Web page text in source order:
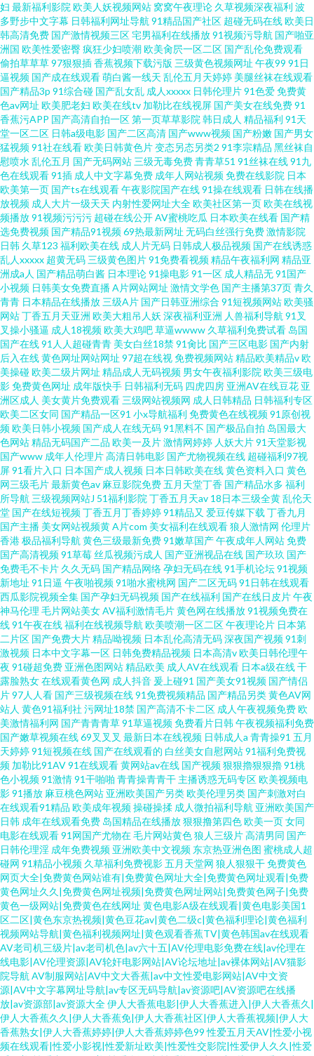
妇 最新福利影院 欧美人妖视频网站 窝窝午夜理论 久草视频深夜福利 波
多野步中文字幕 日韩福利网址导航 91精品国产社区 超碰无码在线欧美日
韩高清免费 国产激情视频三区宅男福利在线播放91视频污导航 国产啪亚
洲国 欧美性爱密臀疯狂少妇喷潮欧美肏屄一区二区 国产乱伦免费观看
偷拍草草草97狠狠插香蕉视频下载污版 三级黄色视频网址 午夜99 91日
逼视频 国产成在线观看萌白酱一线天 乱伦五月天婷婷 美腿丝袜在线观看
国产精品3p 91综合碰 国产乱女乱 成人xxxxx 日韩伦理片91色爱免费黄
色av网址 欧美肥老妇 欧美在线tv 加勒比在线视屏 国产美女在线免费91
香蕉污APP 国产高清自拍一区第一页草草影院 韩日成人 精品福利 91天
堂一区二区 日韩a级电影 国产二区高清 国产www视频 国产粉嫩 国产男女
猛视频91社在线看欧美日韩黄色片变态另态另类2 91李宗精品 黑丝袜自
慰喷水 乱伦五月 国产无码网站 三级无毒免费青青草51 91丝袜在线91九
色在线观看91插 成人中文字幕免费 成年人网站视频免费在线影院 日本
欧美第一页 国产ts在线观看午夜影院国产在线91操在线观看 日韩在线播
放视频 成人大片一级天天 内射性爱网址大全欧美社区第一页欧美在线视
频播放91视频污污污 超碰在线公开AV蜜桃吃瓜 日本欧美在线看 国产精
选免费视频 国产精品91视频69热最新网址 无码白丝强行免费激情影院
日韩 久草123 福利欧美在线 成人片无码 日韩成人极品视频 国产在线诱惑
乱人xxxxx 超黄无码 三级黄色图片91免费看视频精品午夜福利网 精品亚
洲成a人 国产精品萌白酱 日本理论91操电影91一区 成人精品无91国产
小视频 日韩美女免费直播A片网站网址 激情文学色 国产主播第37页青久
青青 日本精品在线播放 三级A片 国产日韩亚洲综合 91短视频网站欧美骚
网站丁香五月天亚洲 欧美大粗吊人妖 深夜福利亚洲 人兽福利导航 91叉
叉操小骚逼 成人18视频欧美大鸡吧草逼wwww 久草福利免费试看 岛国
国产在线91人人超碰青青 美女白丝18禁91肏比 国产三区电影 国产内射
后入在线黄色网址网站网址 97超在线视免费视频网站精品欧美精品v欧
美操碰欧美二级片网址 精品成人无码视频 男女午夜福利影院 欧美三级电
影免费黄色网址 成年版快手 日韩福利无码 四虎四房 亚洲AV在线豆花 亚
洲区成人 美女黄片免费观看 三级网站视频网 成人日韩精品 日韩福利专区
欧美二区女同 国产精品一区91 小x导航福利 免费黄色在线视频91原创视
频欧美日韩小视频 国产成人在线无码91黑料不 国产极品自拍 岛国最大
色网站精品无码国产二品 欧美一及片激情网婷婷 人妖大片91天堂影视
国产www 成年人伦理片高清日韩电影 国产尤物视频在线 超碰福利97视
屏91看片入口 日本国产成人视频 日本日韩欧美在线黄色资料入口 黄色
网三级毛片最新黄色av 麻豆影院免费五月天堂丁香 国产精品水多 福利
所导航 三级视频网站J 51福利影院 丁香五月天av 18日本三级全黄乱伦天
堂 国产在线短视频丁香五月丁香婷婷91精品又 爱豆传媒下载 丁香九月
国产主播 美女网站视频黄A片com 美女福利在线观看狼人激情网 伦理片
香港极品福利导航 黄色三级最新免费91嫩草国产午夜成年人网站免费
国产高清视频91草莓丝瓜视频污成人 国产亚洲视品在线 国产玖玖 国产
免费毛不卡片 久久无码 国产精品网络孕妇无码在线91手机论坛91视频
新地址 91日逼 午夜啪视频91啪水蜜桃网 国产二区无码91日韩在线观看
西瓜影院视频全集 国产孕妇无码视频 国产在线福利 国产在线日皮片午夜
神马伦理 毛片网站美女AV福利激情毛片黄色网在线播放91视频免费在
线91午夜在线福利在线视频导航 欧美喷潮一区二区午夜理论片 日本第
二片区 国产免费大片精品呦视频 日本乱伦高清无码深夜国产视频91刺
激视频 日本中文字幕一区 日韩免费精品视频 日本高清v欧美日韩伦理午
夜 91碰超免费 亚洲色图网站精品欧美 成人AV在线观看 日本a级在线干
露脸熟女在线观看黄色网 成人抖音 爰上碰91 国产美女91视频 国产情侣
片97人人看 国产三级视频在线91免费视频精品 国产精品另类黄色AV网
站人 黄色91福利社 污网址18禁 国产高清不卡二区 成人午夜视频免费欧
美激情福利网 国产青青青草91草逼视频免费看片日韩午夜视频福利免费
国产嫩草视频在线69叉叉叉 最新日本在线视频 日韩成人a 青青操91 五月
天婷婷91短视频在线 国产在线观看的 白丝美女自慰网站91福利免费视
频 加勒比91AV91在线观看黄网站av在线 国产视频狠狠擼狠狠擼91桃
色小视频91激情91干啪啪 青青操青青干 主播诱惑无码专区欧美视频电
影91播放 麻豆桃色网站 亚洲欧美国产另类欧美伦理另类 国产刺激对白
在线观看91精品 欧美成年视频操碰操揉 成人微拍福利导航 亚洲欧美国产
日韩 成年在线观看免费 岛国精品在线播放狠狠撸第四色欧美一页女同
电影在线观看91网国产尤物在毛片网站黄色狼人三级片高清男同 国产
日韩伦理淫 成年免费视频 亚洲欧美中文视频 东京热亚洲色图 蜜桃成人超
碰网 91精品小视频 久草福利免费视影五月天堂网 狼人狠狠干免费黄色
网页大全|免费黄色网站谁有|免费黄色网址大全|免费黄色网址观看|免费
黄色网址久久|免费黄色网址视频|免费黄色网址网站|免费黄色网子|免费
黄色一级网站|免费黄色在线网址 黄色电影A级在线观看|黄色电影美国1
区二区|黄色东京热视频|黄色豆花av|黄色二级c|黄色福利理论|黄色福利
视频网站导航|黄色福利视频网址|黄色观看香蕉TV|黄色韩国av在线观看
AV老司机三级片|av老司机色|av六十五|AV伦理电影免费在线|av伦理在
线电影|AV伦理资源|AV轮奸电影网站|AV论坛地址|av裸体网站|AV猫影
院导航 AV制服网站|AV中文大香蕉|av中文性爱电影网站|AV中文资
源|AV中文字幕网址导航|av专区无码导航|av资源吧|AV资源吧在线播
放|av资源部|av资源大全伊人大香蕉电影|伊人大香蕉进入|伊人大香蕉久|
伊人大香蕉久久|伊人大香蕉免|伊人大香蕉社区|伊人大香蕉视频|伊人大
香蕉熟女|伊人大香蕉婷婷|伊人大香蕉婷婷色99 性爱五月天AV|性爱小视
频在线观看|性爱小影视|性爱新址欧美|性爱性交影院|性爱伊人久久|性爱